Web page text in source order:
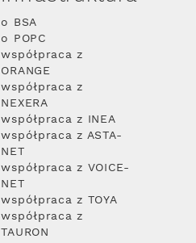
o BSA
o POPC
współpraca z
ORANGE
współpraca z
NEXERA
współpraca z INEA
współpraca z ASTA-
NET
współpraca z VOICE-
NET
współpraca z TOYA
współpraca z
TAURON